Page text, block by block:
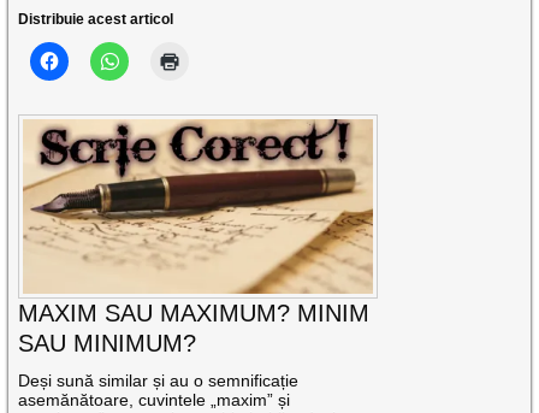
Distribuie acest articol
MAXIM SAU MAXIMUM? MINIM
SAU MINIMUM?
Deși sună similar și au o semnificație
asemănătoare, cuvintele „maxim” și